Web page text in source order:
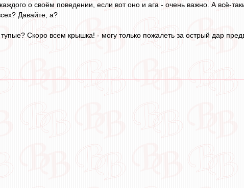
о своём поведении, если вот оно и ага - очень важно. А всё-
Давайте, а?
Скоро всем крышка! - могу только пожалеть за острый дар